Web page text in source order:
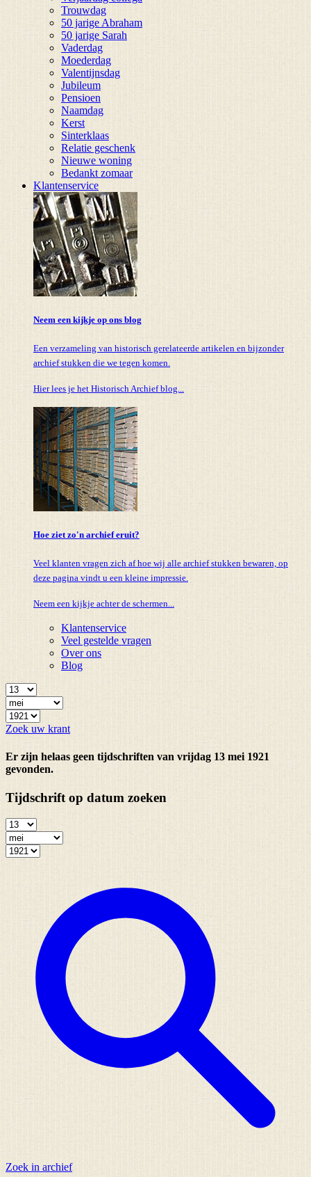
Trouwdag
50 jarige Abraham
50 jarige Sarah
Vaderdag
Moederdag
Valentijnsdag
Jubileum
Pensioen
Naamdag
Kerst
Sinterklaas
Relatie geschenk
Nieuwe woning
Bedankt zomaar
Klantenservice
Neem een kijkje op ons blog
Een verzameling van historisch gerelateerde artikelen en bijzonder
archief stukken die we tegen komen.
Hier lees je het Historisch Archief blog...
Hoe ziet zo'n archief eruit?
Veel klanten vragen zich af hoe wij alle archief stukken bewaren, op
deze pagina vindt u een kleine impressie.
Neem een kijkje achter de schermen...
Klantenservice
Veel gestelde vragen
Over ons
Blog
Zoek uw krant
Er zijn helaas geen tijdschriften van vrijdag 13 mei 1921
gevonden.
Tijdschrift op datum zoeken
Zoek in archief